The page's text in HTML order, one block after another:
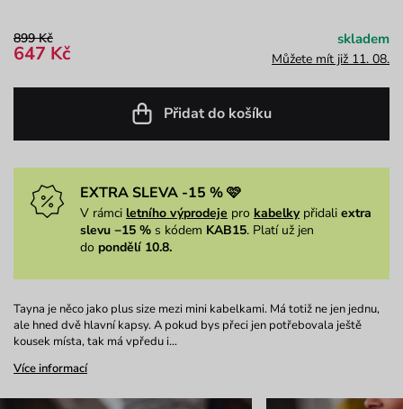
899 Kč
647 Kč
skladem
Můžete mít již 11. 08.
Přidat do košíku
EXTRA SLEVA -15 % 🩷
V rámci letního výprodeje pro kabelkypřidali extra
slevu −15 % s kódem KAB15. Platí už jen
do pondělí 10.8.
Tayna je něco jako plus size mezi mini kabelkami. Má totiž ne jen jednu,
ale hned dvě hlavní kapsy. A pokud bys přeci jen potřebovala ještě
kousek místa, tak má vpředu i…
Více informací